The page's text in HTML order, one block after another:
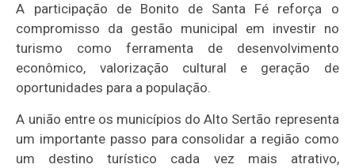
A participação de Bonito de Santa Fé reforça o
compromisso da gestão municipal em investir no
turismo como ferramenta de desenvolvimento
econômico, valorização cultural e geração de
oportunidades para a população.
A união entre os municípios do Alto Sertão representa
um importante passo para consolidar a região como
um destino turístico cada vez mais atrativo,